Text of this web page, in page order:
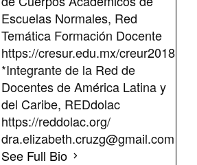
Escuelas Normales, Red
Temática Formación Docente
https://cresur.edu.mx/creur2018
*Integrante de la Red de
Docentes de América Latina y
del Caribe, REDdolac
https://reddolac.org/
dra.elizabeth.cruzg@gmail.com
See Full Bio